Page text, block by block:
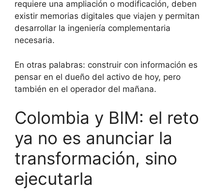
requiere una ampliación o modificación, deben
existir memorias digitales que viajen y permitan
desarrollar la ingeniería complementaria
necesaria.
En otras palabras: construir con información es
pensar en el dueño del activo de hoy, pero
también en el operador del mañana.
Colombia y BIM: el reto
ya no es anunciar la
transformación, sino
ejecutarla